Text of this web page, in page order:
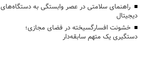
راهنمای سلامتی در عصر وابستگی به دستگاه‌های
دیجیتال
خشونت افسارگسیخته در فضای مجازی؛
دستگیری یک متهم سابقه‌دار